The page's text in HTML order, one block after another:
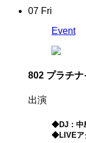
07 Fri
Event
802 プラチ
出演
◆DJ：中
◆LIVEア